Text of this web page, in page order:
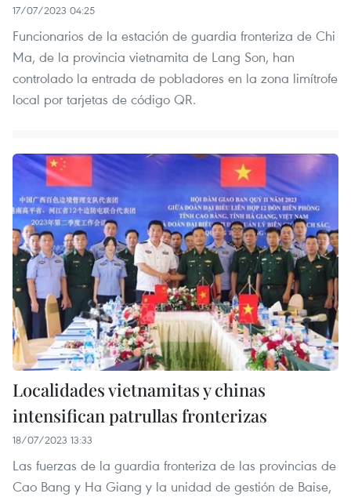
17/07/2023 04:25
Funcionarios de la estación de guardia fronteriza de Chi
Ma, de la provincia vietnamita de Lang Son, han
controlado la entrada de pobladores en la zona limítrofe
local por tarjetas de código QR.
Localidades vietnamitas y chinas
intensifican patrullas fronterizas
18/07/2023 13:33
Las fuerzas de la guardia fronteriza de las provincias de
Cao Bang y Ha Giang y la unidad de gestión de Baise,